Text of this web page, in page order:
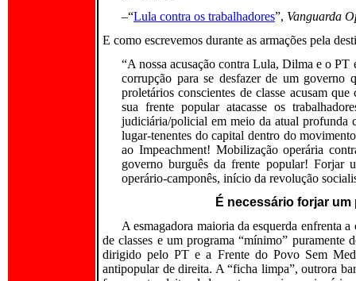
–“Lula contra os trabalhadores”, Vanguarda
E como escrevemos durante as armações pela
“A nossa acusação contra Lula, Dilma e o PT
corrupção para se desfazer de um governo
proletários conscientes de classe acusam
sua frente popular atacasse os
judiciária/policial em meio da atual profunda
lugar-tenentes do capital dentro do
ao Impeachment! Mobilização operária
governo burguês da frente popular! Forjar
operário-camponês, início da revolução
É necessário forjar
A esmagadora maioria da esquerda enfrenta
de classes e um programa “mínimo” puramente
dirigido pelo PT e a Frente do Povo Sem
antipopular de direita. A “ficha limpa”, outrora